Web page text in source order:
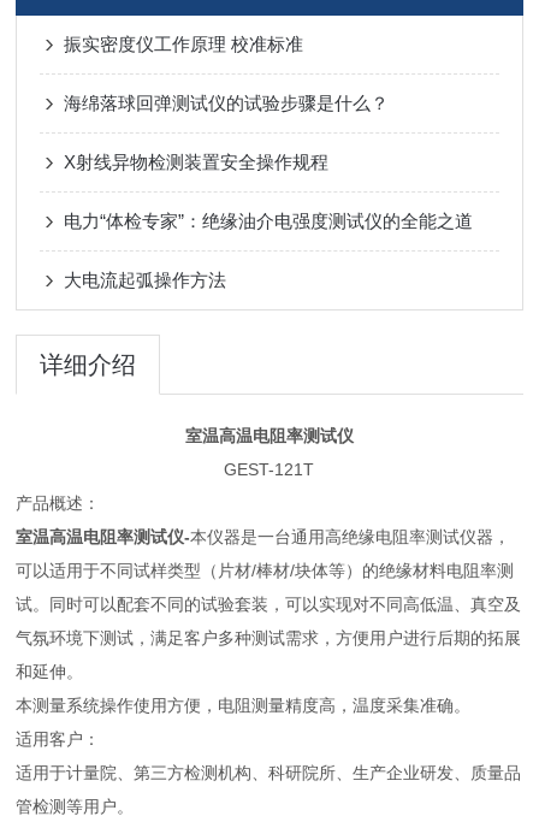
振实密度仪工作原理 校准标准
海绵落球回弹测试仪的试验步骤是什么？
X射线异物检测装置安全操作规程
电力“体检专家”：绝缘油介电强度测试仪的全能之道
大电流起弧操作方法
详细介绍
室温高温电阻率测试仪
GEST-121T
产品概述：
室温高温电阻率测试仪-本仪器是一台通用高绝缘电阻率测试仪器，
可以适用于不同试样类型（片材/棒材/块体等）的绝缘材料电阻率测
试。同时可以配套不同的试验套装，可以实现对不同高低温、真空及
气氛环境下测试，满足客户多种测试需求，方便用户进行后期的拓展
和延伸。
本测量系统操作使用方便，电阻测量精度高，温度采集准确。
适用客户：
适用于计量院、第三方检测机构、科研院所、生产企业研发、质量品
管检测等用户。